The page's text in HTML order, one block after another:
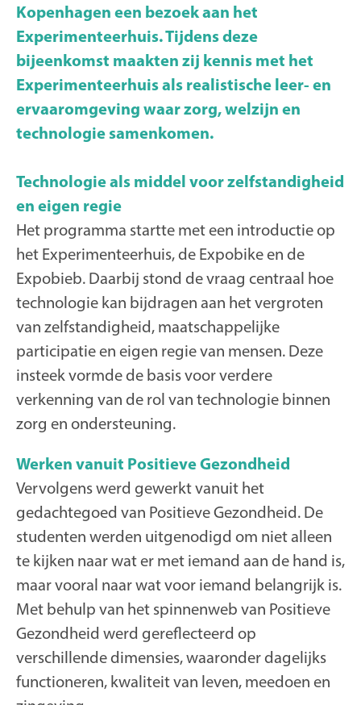
Kopenhagen een bezoek aan het
Experimenteerhuis. Tijdens deze
bijeenkomst maakten zij kennis met het
Experimenteerhuis als realistische leer- en
ervaaromgeving waar zorg, welzijn en
technologie samenkomen.
Technologie als middel voor zelfstandigheid
en eigen regie
Het programma startte met een introductie op
het Experimenteerhuis, de Expobike en de
Expobieb. Daarbij stond de vraag centraal hoe
technologie kan bijdragen aan het vergroten
van zelfstandigheid, maatschappelijke
participatie en eigen regie van mensen. Deze
insteek vormde de basis voor verdere
verkenning van de rol van technologie binnen
zorg en ondersteuning.
Werken vanuit Positieve Gezondheid
Vervolgens werd gewerkt vanuit het
gedachtegoed van Positieve Gezondheid. De
studenten werden uitgenodigd om niet alleen
te kijken naar wat er met iemand aan de hand is,
maar vooral naar wat voor iemand belangrijk is.
Met behulp van het spinnenweb van Positieve
Gezondheid werd gereflecteerd op
verschillende dimensies, waaronder dagelijks
functioneren, kwaliteit van leven, meedoen en